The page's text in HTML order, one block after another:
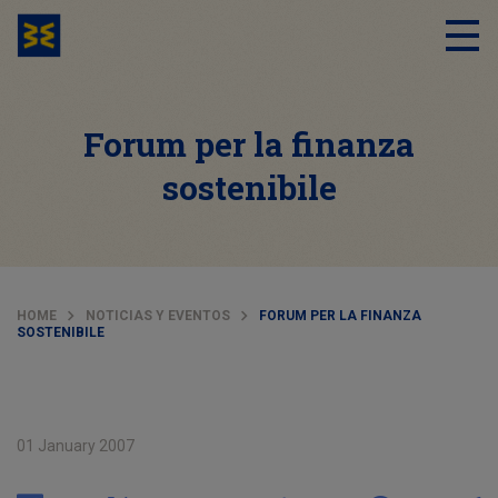
Forum per la finanza
sostenibile
HOME NOTICIAS Y EVENTOS
FORUM PER LA FINANZA
SOSTENIBILE
01 January 2007